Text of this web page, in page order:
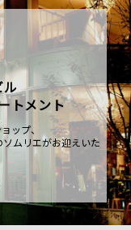
ル
トメント
ップ、
ムリエがお迎えいた